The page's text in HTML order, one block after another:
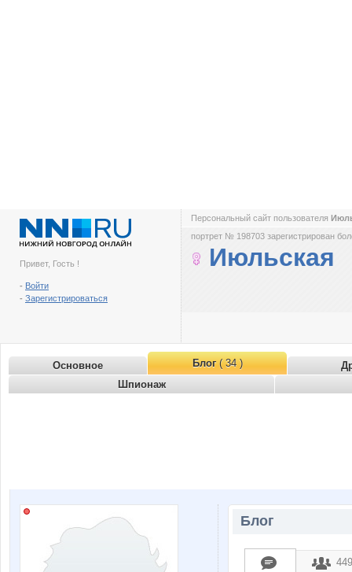
Привет, Гость !
- Войти
- Зарегистрироваться
Персональный сайт пользователя
портрет № 198703 зарегистрирован
Июльская
Основное Блог( 34 )
Шпионаж
Блог
449